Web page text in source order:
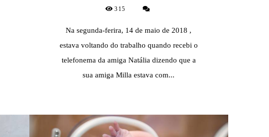
315
Na segunda-ferira, 14 de maio de 2018 ,
estava voltando do trabalho quando recebi o
telefonema da amiga Natália dizendo que a
sua amiga Milla estava com...